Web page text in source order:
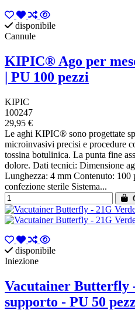
disponibile
Cannule
KIPIC® Ago per
| PU 100 pezzi
KIPIC
100247
29,95 €
Le aghi KIPIC® sono progettate
microinvasivi precisi e procedure
tossina botulinica. La punta fine
dolore. Dati tecnici: Dimensione
Lunghezza: 4 mm Contenuto: 100
confezione sterile Sistema...
disponibile
Iniezione
Vacutainer Butterfly
supporto - PU 50